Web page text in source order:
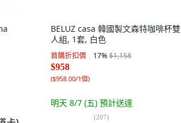
BELUZ casa 韓國製文森特咖啡杯雙
人組, 1套, 白色
首購折扣價 17%$1,158
$958
($958.00/1個)
明天 8/7 (五) 預計送達
(207)